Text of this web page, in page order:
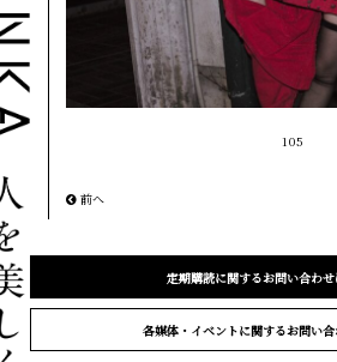
105
前へ
定期購読に関するお問い合わ
各媒体・イベントに関するお問い